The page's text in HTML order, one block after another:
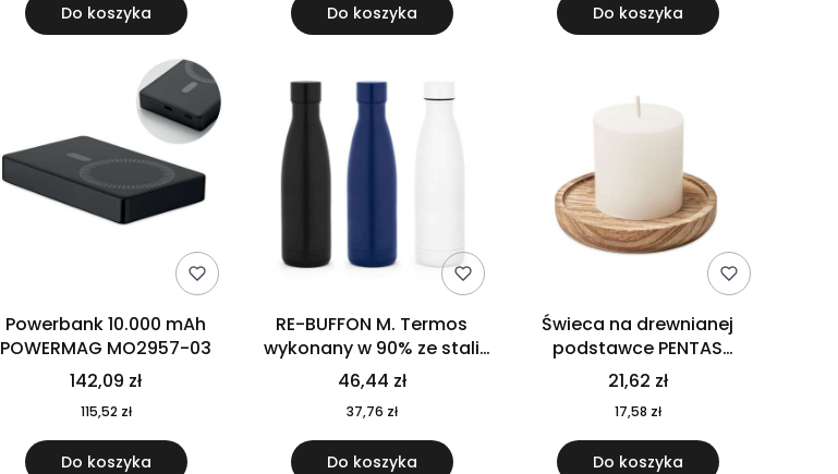
Do koszyka Do koszyka Do koszyka
Powerbank 10.000 mAh
POWERMAG MO2957-03
142,09 zł
115,52 zł
Do koszyka
RE-BUFFON M. Termos
wykonany w 90% ze stali
nierdzewnej pochodzącej z
recyklingu 520 ml 94294
46,44 zł
37,76 zł
Do koszyka
Świeca na drewnianej
podstawce PENTAS
MO6282-40
21,62 zł
17,58 zł
Do koszyka